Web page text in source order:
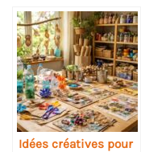
ludiques de Pâques
Idées créatives pour